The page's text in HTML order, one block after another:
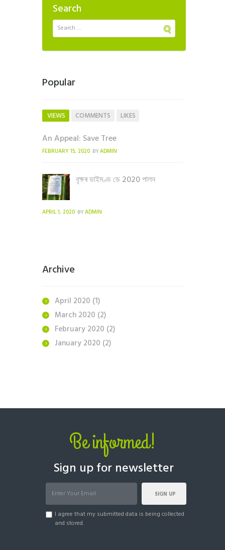
Search
Popular
VIEWS COMMENTS LIKES
An Appeal: Save Tree
FEBRUARY 15, 2020 BY ADMIN
বৃক্ষৰ ডাইমণ্ড ডে 2020 পালন
APRIL 1, 2020 BY ADMIN
Archive
April 2020 (1)
March 2020 (2)
February 2020 (2)
January 2020 (2)
Be informed!
Sign up for newsletter
SIGN UP
I agree that my submitted data is being collected
and stored.